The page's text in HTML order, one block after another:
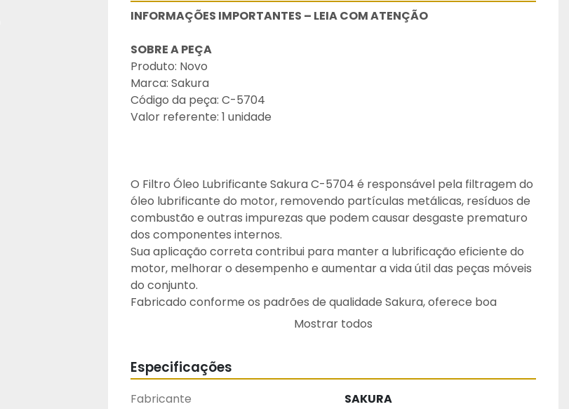
INFORMAÇÕES IMPORTANTES – LEIA COM ATENÇÃO
SOBRE A PEÇA
Produto: Novo
Marca: Sakura
Código da peça: C-5704
Valor referente: 1 unidade
O Filtro Óleo Lubrificante Sakura C-5704 é responsável pela filtragem do
óleo lubrificante do motor, removendo partículas metálicas, resíduos de
combustão e outras impurezas que podem causar desgaste prematuro
dos componentes internos.
Sua aplicação correta contribui para manter a lubrificação eficiente do
motor, melhorar o desempenho e aumentar a vida útil das peças móveis
do conjunto.
Fabricado conforme os padrões de qualidade Sakura, oferece boa
capacidade de retenção de contaminantes, durabilidade e desempenho
plano de manutenção do veículo ou equipamento.
Mostrar todos
Especificações
Fabricante
SAKURA